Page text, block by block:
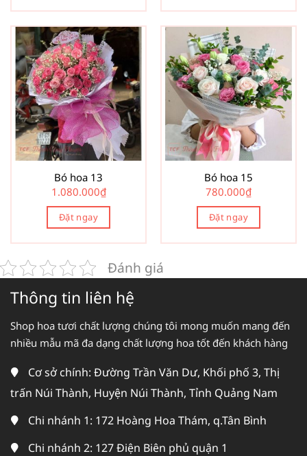
Bó hoa 13
1.080.000₫
Đặt ngay
Bó hoa 15
780.000₫
Đặt ngay
Đánh giá
Thông tin liên hệ
Shop hoa tươi chất lượng chúng tôi mong muốn mang đến
nhiều mẫu mã đa dạng chất lượng hoa tốt đến khách hàng
Cơ sở chính: Đường Trần Văn Dư, Khối phố 3, Thị
trấn Núi Thành, Huyện Núi Thành, Tỉnh Quảng Nam
Chi nhánh 1: 172 Hoàng Hoa Thám, q.Tân Bình
Chi nhánh 2: 127 Điện Biên phủ quận 1